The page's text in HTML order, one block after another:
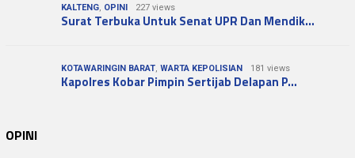
KALTENG, OPINI 227 views
Surat Terbuka Untuk Senat UPR Dan Mendik…
KOTAWARINGIN BARAT, WARTA KEPOLISIAN 181 views
Kapolres Kobar Pimpin Sertijab Delapan P…
OPINI